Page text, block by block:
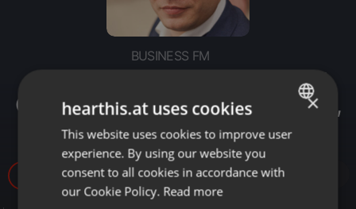
BUSINESS FM
ПРОСТО О ФИНАНСАХ - КАК
СДАВАТЬ В АРЕНДУ КВАРТИРУ,
НЕ РЕГИСТРИРУЯ ИП
572
ENGLISH
GERMAN
×
hearthis.at uses cookies
This website uses cookies to improve user
experience. By using our website you
consent to all cookies in accordance with
our Cookie Policy. Read more